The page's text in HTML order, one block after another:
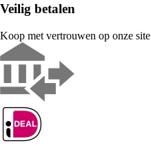
Veilig betalen
Koop met vertrouwen op onze site